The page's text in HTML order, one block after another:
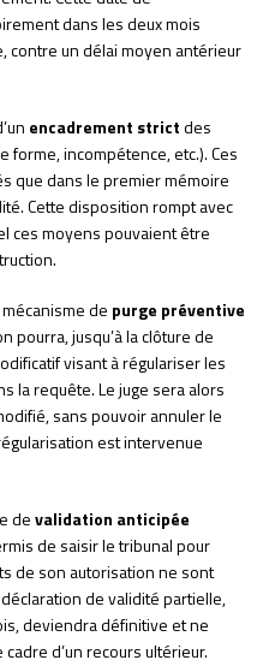
dans les deux mois
contre un délai moyen antérieur
encadrement strictdes
forme, incompétence, etc.). Ces
que dans le premier mémoire
Cette disposition rompt avec
ces moyens pouvaient être
de purge préventive
pourra, jusqu’à la clôture de
visant à régulariser les
la requête. Le juge sera alors
sans pouvoir annuler le
est intervenue
devalidation anticipée
de saisir le tribunal pour
de son autorisation ne sont
de validité partielle,
deviendra définitive et ne
d’un recours ultérieur.